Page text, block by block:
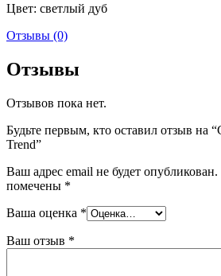
Цвет: светлый дуб
Отзывы (0)
Отзывы
Отзывов пока нет.
Будьте первым, кто оставил отзыв на
Trend”
Ваш адрес email не будет опубликован.
помечены *
Ваша оценка *
Ваш отзыв *